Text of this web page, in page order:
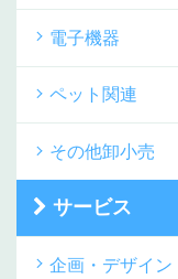
電子機器
ペット関連
その他卸小売
サービス
企画・デザイン